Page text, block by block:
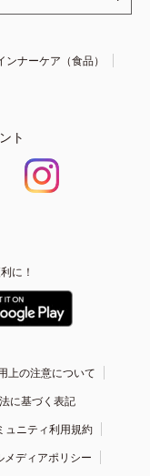
ンナーケア（食品）
ト
に！
上の注意について
に基づく表記
ュニティ利用規約
メディアポリシー